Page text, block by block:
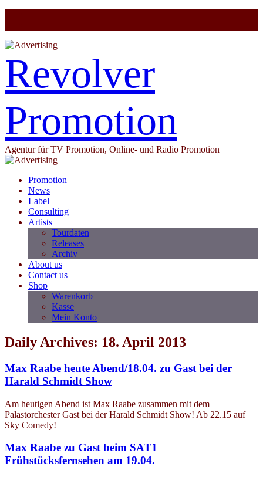
Revolver
Promotion
Agentur für TV Promotion, Online- und Radio Promotion
Promotion
News
Label
Consulting
Artists
Tourdaten
Releases
Archiv
About us
Contact us
Shop
Warenkorb
Kasse
Mein Konto
Daily Archives: 18. April 2013
Max Raabe heute Abend/18.04. zu Gast bei der
Harald Schmidt Show
Am heutigen Abend ist Max Raabe zusammen mit dem
Palastorchester Gast bei der Harald Schmidt Show! Ab 22.15 auf
Sky Comedy!
Max Raabe zu Gast beim SAT1
Frühstücksfernsehen am 19.04.